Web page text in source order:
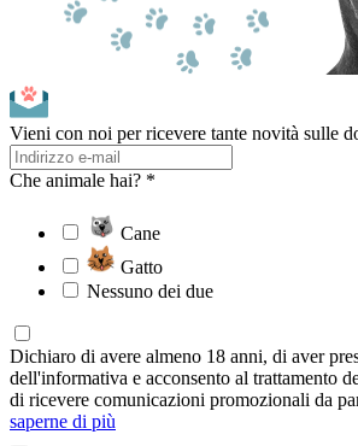
Vieni con noi per ricevere tante novità sulle
Che animale hai? *
Cane
Gatto
Nessuno dei due
Dichiaro di avere almeno 18 anni, di aver
dell'informativa e acconsento al trattamento
di ricevere comunicazioni promozionali da
saperne di più